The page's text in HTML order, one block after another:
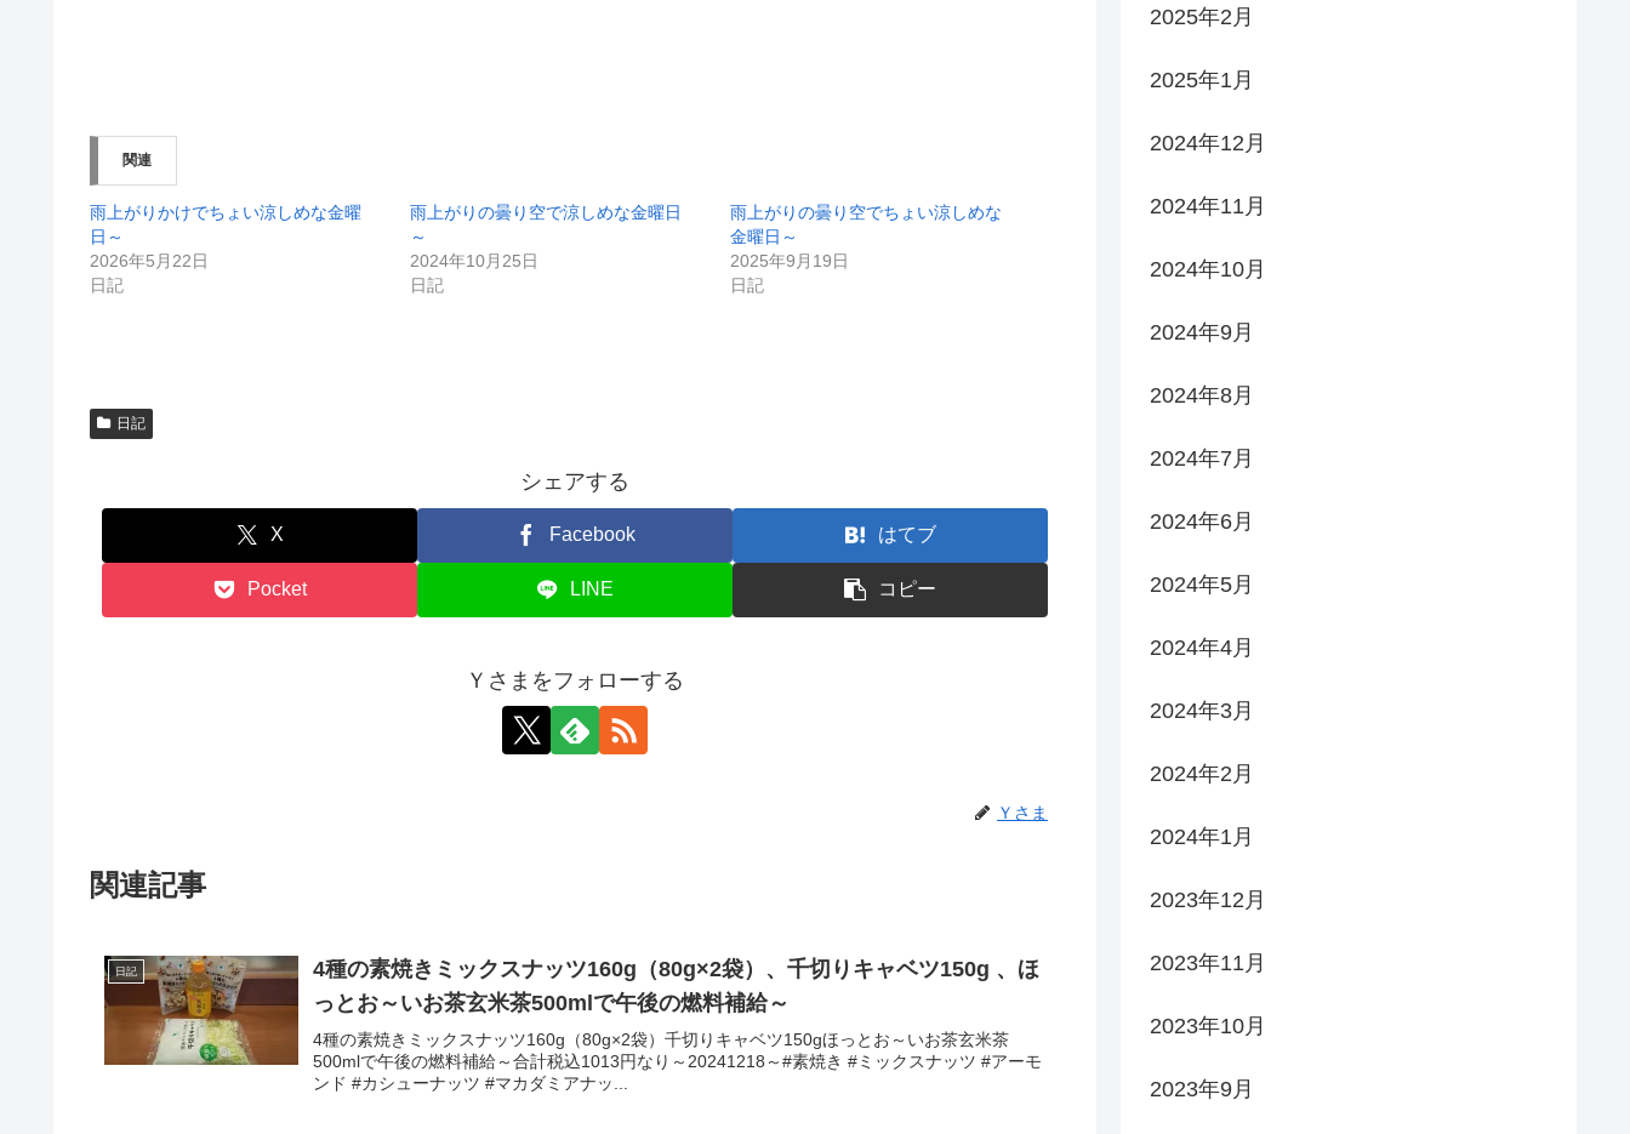
ィ
ン
ド
ウ
開
き
す
)
く
い
新
し
ウ
ィ
関連
雨上がりかけでちょい涼しめな金曜
日～
2026年5月22日
日記
雨上がりの曇り空で涼しめな金曜日
～
2024年10月25日
日記
雨上がりの曇り空でちょい涼しめな
金曜日～
2025年9月19日
日記
日記
シェアする
X Facebook はてブ
Pocket LINE コピー
Ｙさまをフォローする
Ｙさま
関連記事
日記
4種の素焼きミックスナッツ160g（80g×2袋）、千切りキャベツ150g 、ほ
っとお～いお茶玄米茶500mlで午後の燃料補給～
4種の素焼きミックスナッツ160g（80g×2袋）千切りキャベツ150gほっとお～いお茶玄米茶
500mlで午後の燃料補給～合計税込1013円なり～20241218～#素焼き #ミックスナッツ #アーモ
ンド #カシューナッツ #マカダミアナッ...
2025年2月
2025年1月
2024年12月
2024年11月
2024年10月
2024年9月
2024年8月
2024年7月
2024年6月
2024年5月
2024年4月
2024年3月
2024年2月
2024年1月
2023年12月
2023年11月
2023年10月
2023年9月